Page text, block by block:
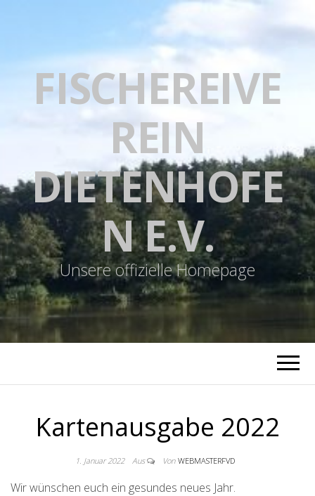
FISCHEREIVE
REIN
DIETENHOFE
N E.V.
Unsere offizielle Homepage
Kartenausgabe 2022
1. Januar 2022 Aus Von WEBMASTERFVD
Wir wünschen euch ein gesundes neues Jahr.